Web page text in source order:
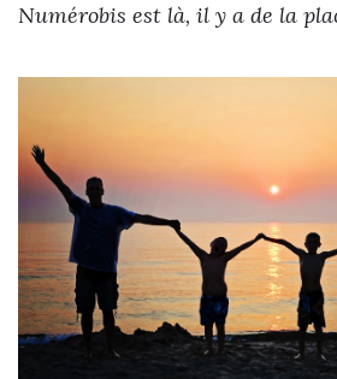
Numérobis est là, il y a de la